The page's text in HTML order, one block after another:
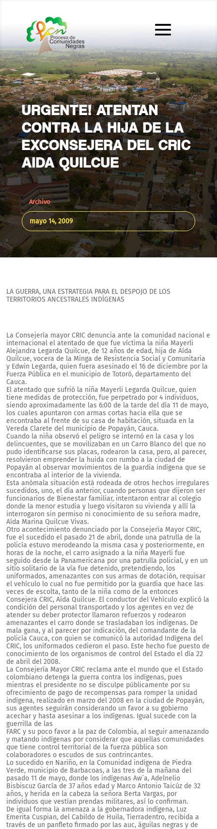
URGENTE! ATENTAN
CONTRA LA HIJA DE LA
EXCONSEJERA DEL CRIC
AIDA QUILCUE
Archivo
mayo 14, 2009
LA GUERRA, UNA ESTRATEGIA PARA EL DESPOJO DE LOS
TERRITORIOS ANCESTRALES INDÍGENAS
La Consejería mayor CRIC denuncia ante la comunidad nacional e
internacional el atentado de que fue víctima la niña Mayerli
Alejandra Legarda Quilcue, de 12 años de edad, hija de Aída
Quilcue, vocera de la Minga de Resistencia Social y Comunitaria
y Edwin Legarda, quien fuera asesinado el 16 de diciembre por la
Fuerza Pública en el municipio de Totoró, departamento del
Cauca.
El atentado que sufrió la niña Mayerli Legarda Quilcue, quien
tiene medidas de protección, fue perpetrado por 4 individuos,
siendo aproximadamente las 6:00 de la tarde del día 11 de mayo,
los cuales apuntaron con armas cortas hacia ella que se
encontraba al frente de su casa de habitación, situada en la
Vereda Clarete del municipio de Popayán, Cauca.
Cuando la niña observó el peligro se internó en la casa y los
delincuentes, que se movilizaban en un Carro Blanco del que no
pudo identificarse sus placas, rodearon la casa, pero, al parecer,
resolvieron emprender la huida con rumbo a la ciudad de
Popayán al observar movimientos de la guardia indígena que se
encontraba al interior de la vivienda.
Esta anómala situación está rodeada de otros hechos irregulares
sucedidos, uno, el día anterior, cuando personas que dijeron ser
funcionarios de Bienestar familiar, intentaron entrar al colegio
donde la menor estudia y luego visitaron su vivienda y allí la
interrogaron sin permiso ni conocimiento de su señora madre,
Aída Marina Quilcue Vivas.
Otro acontecimiento denunciado por la Consejería Mayor CRIC,
fue el sucedido el pasado 21 de abril, donde una patrulla de la
policía estuvo merodeando la misma casa y posteriormente, en
horas de la noche, el carro asignado a la niña Mayerli fue
seguido desde la Panamericana por una patrulla policial, y en un
sitio solitario de la vía fue detenido, pretendiendo, los
uniformados, amenazantes con sus armas de dotación, requisar
el vehículo lo cual no fue permitido por la guardia que hace las
veces de escolta, tanto de la niña como de la entonces
Consejera CRIC, Aída Quilcue. El conductor del Vehículo explicó la
condición del personal transportado y los agentes en vez de
atender su deber protector llamaron refuerzos y rodearon
amenazantes el carro donde se trasladaban los indígenas. De
mala gana, y al parecer por indicación, del comandante de la
policía Cauca, con quien se comunicó la autoridad Indígena del
CRIC, los uniformados cedieron el paso. Este hecho fue puesto de
conocimiento de los organismos de control del Estado el día 22
de abril del 2008.
La Consejería Mayor CRIC reclama ante el mundo que el Estado
colombiano detenga la guerra contra los indígenas, pues
mientras el presidente no se disculpe públicamente por su
ofrecimiento de pago de recompensas para romper la unidad
indígena, realizado en marzo del 2008 en la ciudad de Popayán,
sus agentes seguirán considerando un favor a su gobierno
acechar y hasta asesinar a los indígenas. Igual sucede con la
guerrilla de las
FARC y su poco favor a la paz de Colombia, al seguir amenazando
y matando indígenas por considerar que aquellas comunidades
que tiene control territorial de la fuerza pública son
colaboradores o escudos de sus contrincantes.
Lo sucedido en Nariño, en la Comunidad indígena de Piedra
Verde, municipio de Barbacoas, a las tres de la mañana del
pasado 11 de mayo, donde los indígenas Aw´a, Adelnelio
Bisbiscuz García de 37 años edad y Marco Antonio Taicúz de 32
años, y herida en la cabeza la señora Berta Vargas, por
individuos que vestían prendas militares, así lo confirman.
De igual forma la amenaza a la gobernadora indígena, Luz
Emerita Cuspian, del Cabildo de Huila, Tierradentro, recibida a
través de un panfleto firmado por las auc, águilas negras y de